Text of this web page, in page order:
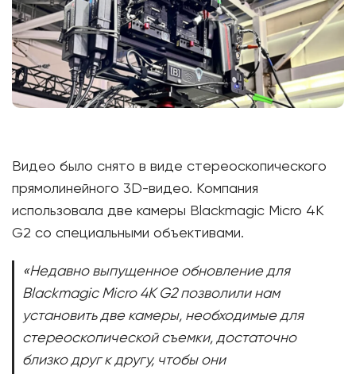
Видео было снято в виде стереоскопического
прямолинейного 3D-видео. Компания
использовала две камеры Blackmagic Micro 4K
G2 со специальными объективами.
«Недавно выпущенное обновление для
Blackmagic Micro 4K G2 позволили нам
установить две камеры, необходимые для
стереоскопической съемки, достаточно
близко друг к другу, чтобы они